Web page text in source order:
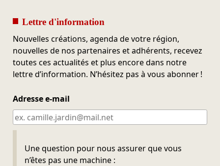
Lettre d'information
Nouvelles créations, agenda de votre région,
nouvelles de nos partenaires et adhérents, recevez
toutes ces actualités et plus encore dans notre
lettre d’information. N’hésitez pas à vous abonner !
Adresse e-mail
Une question pour nous assurer que vous
n’êtes pas une machine :
Ne pas remplir